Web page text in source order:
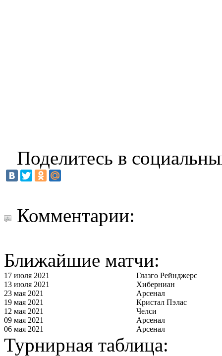
Поделитесь в
Комментарии:
Ближайшие матчи:
17 июля 2021
Глазго Рейнджерс
13 июля 2021
Хиберниан
23 мая 2021
Арсенал
19 мая 2021
Кристал Пэлас
12 мая 2021
Челси
09 мая 2021
Арсенал
06 мая 2021
Арсенал
Турнирная таблица: